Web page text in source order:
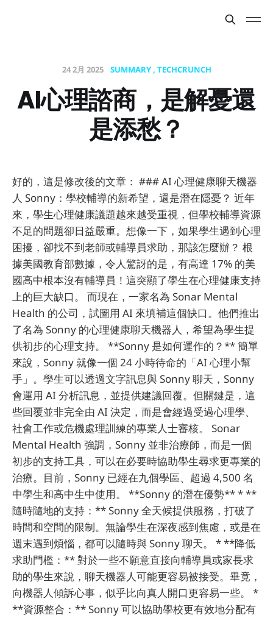
24 2月 2025 SUMMARY TECHCRUNCH
AI心理諮商，是解憂還
是添愁？
好的，這是修改後的文章： ### AI 心理健康聊天機器
人 Sonny：學校輔導的新希望，還是潛在隱憂？ 近年
來，學生心理健康議題越來越受重視，但學校輔導資源
不足的問題卻日益嚴重。想像一下，如果學生遇到心理
困擾，卻找不到老師或輔導員求助，那該怎麼辦？ 根
據美國教育部數據，令人驚訝的是，有高達 17% 的美
國高中根本沒有輔導員！這突顯了學生在心理健康支持
上的巨大缺口。 而現在，一家名為 Sonar Mental
Health 的公司，試圖用 AI 來填補這個缺口。他們推出
了名為 Sonny 的心理健康聊天機器人，希望為學生提
供初步的心理支持。 **Sonny 是如何運作的？** 簡單
來說，Sonny 就像一個 24 小時待命的「AI 心理小幫
手」。學生可以透過文字訊息與 Sonny 聊天，Sonny
會運用 AI 分析訊息，並提供建議回覆。但關鍵是，這
些回覆並非完全由 AI 決定，而是會經過受過心理學、
社會工作或危機處理訓練的專業人士審核。 Sonar
Mental Health 強調，Sonny 並非治療師，而是一個
初步的支持工具，可以在必要時協助學生尋求更專業的
治療。目前，Sonny 已經在九個學區、超過 4,500 名
中學生和高中生中使用。 **Sonny 的潛在優勢** * **
隨時隨地的支持：** Sonny 全天候提供服務，打破了
時間和空間的限制。無論學生在深夜感到焦慮，或是在
週末遇到煩惱，都可以隨時與 Sonny 聊天。 * **降低
求助門檻：** 對於一些不願意直接向輔導員或家長求
助的學生來說，聊天機器人可能更容易被接受。畢竟，
向機器人傾訴心事，似乎比向真人開口更容易一些。 *
**資源整合：** Sonny 可以協助學校更有效地分配有